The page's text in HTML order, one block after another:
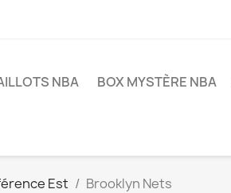
NBA BOX MYSTÈRE NBA
Est Brooklyn Nets